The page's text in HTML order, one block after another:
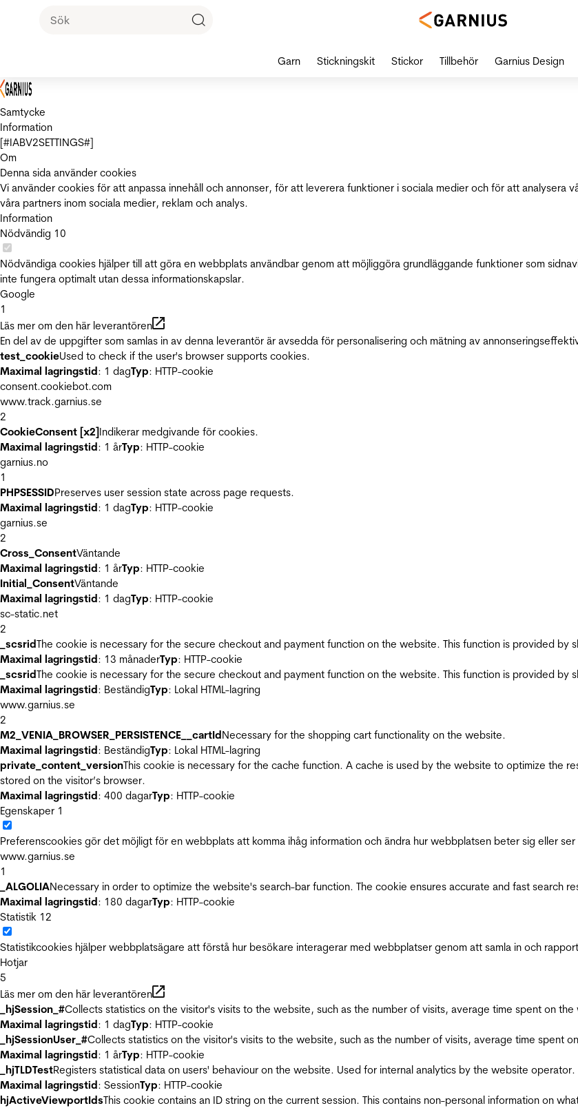
Samtycke
Information
[#IABV2SETTINGS#]
Om
Denna sida använder cookies
Vi använder cookies för att anpassa innehåll och annonser, för att leverera funktioner i sociala medier och för att
våra partners inom sociala medier, reklam och analys.
Information
Nödvändig 10
Nödvändiga cookies hjälper till att göra en webbplats användbar genom att möjliggöra grundläggande funktioner som
inte fungera optimalt utan dessa informationskapslar.
Google
1
Läs mer om den här leverantören
En del av de uppgifter som samlas in av denna leverantör är avsedda för personalisering och mätning av
test_cookieUsed to check if the user's browser supports cookies.
Maximal lagringstid: 1 dagTyp: HTTP-cookie
consent.cookiebot.com
www.track.garnius.se
2
CookieConsent [x2]Indikerar medgivande för cookies.
Maximal lagringstid: 1 årTyp: HTTP-cookie
garnius.no
1
PHPSESSIDPreserves user session state across page requests.
Maximal lagringstid: 1 dagTyp: HTTP-cookie
garnius.se
2
Cross_ConsentVäntande
Maximal lagringstid: 1 årTyp: HTTP-cookie
Initial_ConsentVäntande
Maximal lagringstid: 1 dagTyp: HTTP-cookie
sc-static.net
2
_scsridThe cookie is necessary for the secure checkout and payment function on the website. This function is provided by
Maximal lagringstid: 13 månaderTyp: HTTP-cookie
_scsridThe cookie is necessary for the secure checkout and payment function on the website. This function is provided by
Maximal lagringstid: BeständigTyp: Lokal HTML-lagring
www.garnius.se
2
M2_VENIA_BROWSER_PERSISTENCE__cartIdNecessary for the shopping cart functionality on the website.
Maximal lagringstid: BeständigTyp: Lokal HTML-lagring
private_content_versionThis cookie is necessary for the cache function. A cache is used by the website to optimize the
stored on the visitor’s browser.
Maximal lagringstid: 400 dagarTyp: HTTP-cookie
Egenskaper 1
Preferenscookies gör det möjligt för en webbplats att komma ihåg information och ändra hur webbplatsen beter sig eller
www.garnius.se
1
_ALGOLIANecessary in order to optimize the website's search-bar function. The cookie ensures accurate and fast search
Maximal lagringstid: 180 dagarTyp: HTTP-cookie
Statistik 12
Statistikcookies hjälper webbplatsägare att förstå hur besökare interagerar med webbplatser genom att samla in och
Hotjar
5
Läs mer om den här leverantören
_hjSession_#Collects statistics on the visitor's visits to the website, such as the number of visits, average time spent on
Maximal lagringstid: 1 dagTyp: HTTP-cookie
_hjSessionUser_#Collects statistics on the visitor's visits to the website, such as the number of visits, average time spent
Maximal lagringstid: 1 årTyp: HTTP-cookie
_hjTLDTestRegisters statistical data on users' behaviour on the website. Used for internal analytics by the website operator.
Maximal lagringstid: SessionTyp: HTTP-cookie
hjActiveViewportIdsThis cookie contains an ID string on the current session. This contains non-personal information on
Garn Stickningskit Stickor Tillbehör Garnius Design